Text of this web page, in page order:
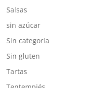
Salsas
sin azúcar
Sin categoría
Sin gluten
Tartas